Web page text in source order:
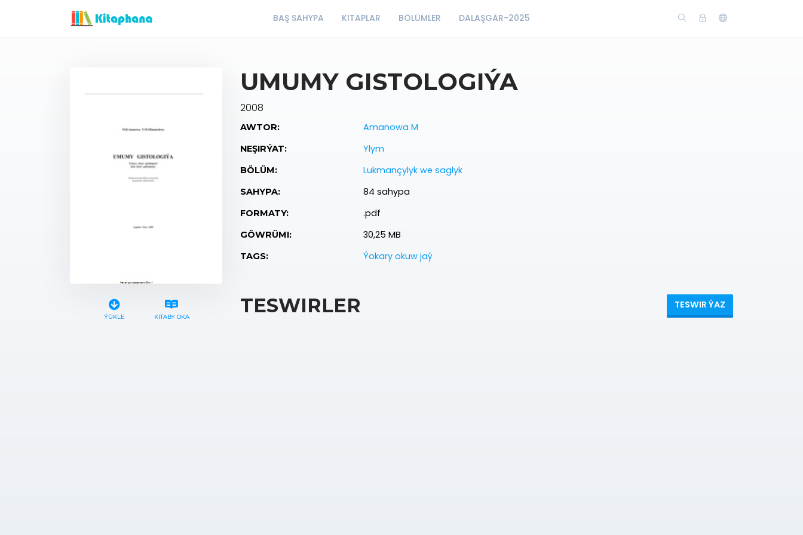
BAŞ SAHYPA KITAPLAR BÖLÜMLER DALAŞGÄR-2025
ÝÜKLE KITABY OKA
UMUMY GISTOLOGIÝA
2008
AWTOR: Amanowa M
NEŞIRÝAT: Ylym
BÖLÜM: Lukmançylyk we saglyk
SAHYPA: 84 sahypa
FORMATY: .pdf
GÖWRÜMI: 30,25 MB
TAGS: Ýokary okuw jaý
TESWIRLER TESWIR ÝAZ